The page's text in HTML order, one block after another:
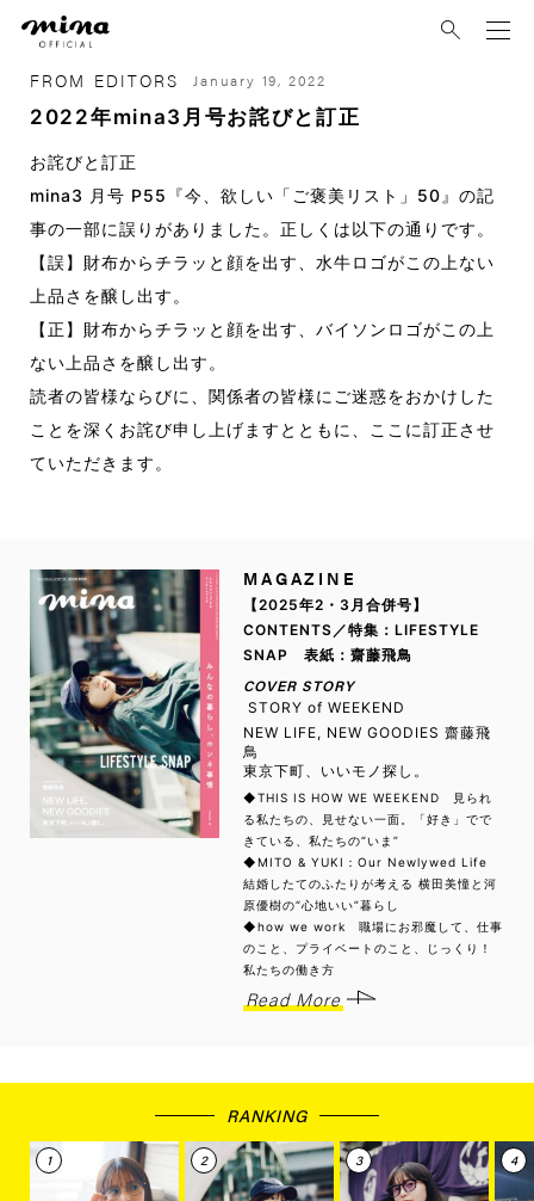
FROM EDITORS January 19, 2022
2022年mina3月号お詫びと訂正
お詫びと訂正
mina3 月号 P55『今、欲しい「ご褒美リスト」50』の記
事の一部に誤りがありました。正しくは以下の通りです。
【誤】財布からチラッと顔を出す、水牛ロゴがこの上ない
上品さを醸し出す。
【正】財布からチラッと顔を出す、バイソンロゴがこの上
ない上品さを醸し出す。
読者の皆様ならびに、関係者の皆様にご迷惑をおかけした
ことを深くお詫び申し上げますとともに、ここに訂正させ
ていただきます。
MAGAZINE
【2025年2・3月合併号】
CONTENTS／特集：LIFESTYLE
SNAP 表紙：齋藤飛鳥
COVER STORY
STORY of WEEKEND
NEW LIFE, NEW GOODIES 齋藤飛
鳥
東京下町、いいモノ探し。
◆THIS IS HOW WE WEEKEND 見られ
る私たちの、見せない一面。「好き」でで
きている、私たちの“いま”
◆MITO & YUKI：Our Newlywed Life
結婚したてのふたりが考える 横田美憧と河
原優樹の“心地いい”暮らし
◆how we work 職場にお邪魔して、仕事
のこと、プライベートのこと、じっくり！
私たちの働き方
Read More
RANKING